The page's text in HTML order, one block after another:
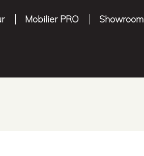
Mobilier PRO Showroom